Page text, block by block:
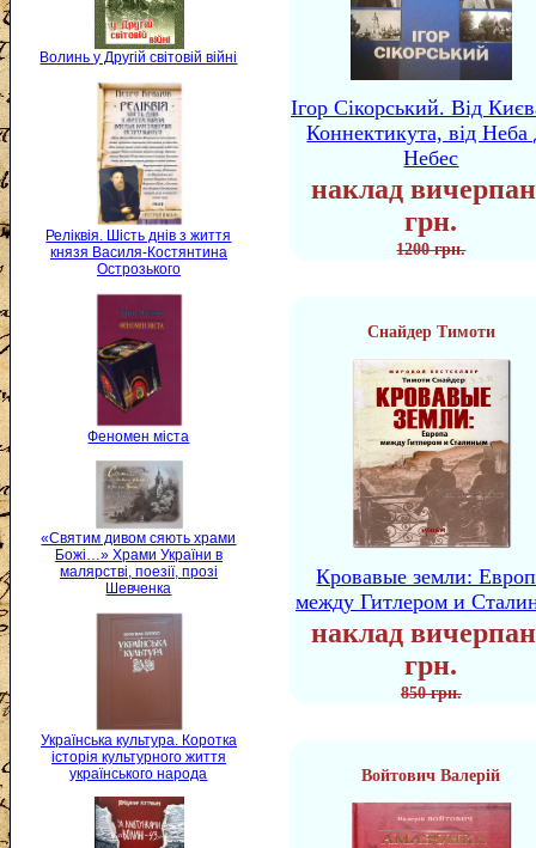
Волинь у Другій світовій війні
Реліквія. Шість днів з життя
князя Василя-Костянтина
Острозького
Феномен міста
«Святим дивом сяють храми
Божі…» Храми України в
малярстві, поезії, прозі
Шевченка
Українська культура. Коротка
історія культурного життя
українського народа
Ігор Сікорський. Від
Коннектикута, від Неба
Небес
наклад
грн.
1200 грн.
Снайдер Тимоти
Кровавые земли:
между Гитлером и
наклад
грн.
850 грн.
Войтович Валерій